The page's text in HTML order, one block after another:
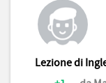
Lezione di